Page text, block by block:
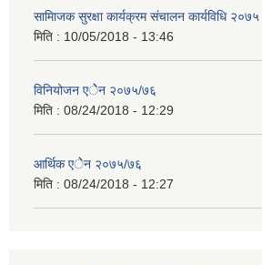
सामािजक सुरक्षा कार्यक्रम संचालन कार्यविधि २०७५
मिति : 10/05/2018 - 13:46
विनियोजन एेेन २०७५/७६
मिति : 08/24/2018 - 12:29
आर्थिक एेेन २०७५/७६
मिति : 08/24/2018 - 12:27